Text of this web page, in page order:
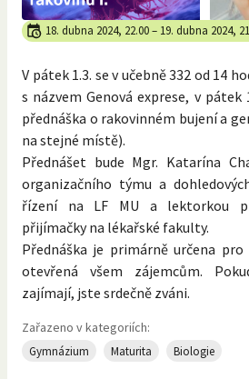
18. dubna 2024, 22.00– 19. dubna 2024,
V pátek 1.3. se v učebně 332 od 14
s názvem Genová exprese, v pátek
přednáška o rakovinném bujení a
na stejné místě).
Přednášet bude Mgr. Katarína
organizačního týmu a
řízení na LF MU a lektorkou
přijímačky na lékařské fakulty.
Přednáška je primárně určena
otevřená všem zájemcům.
zajímají, jste srdečně zváni.
Zařazeno v kategoriích:
Gymnázium Maturita Biologie